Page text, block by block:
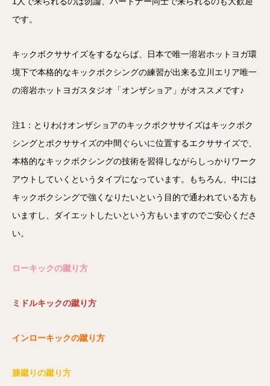
です。
キックボクササイズをするならば、日本で唯一溶岩ホットヨガ環
境下で本格的なキックボクシングの練習が出来る立川エリア唯一
の溶岩ホットヨガスタジオ「オンザショア」がオススメです♪
注1：とりわけオンザショアのキックボクササイズはキックボク
シングとボクササイズの中間ぐらいに位置するエクササイズで、
本格的なキックボクシングの技術を習得しながらしっかりワーク
アウトしていくというタイプになっています。もちろん、中には
キックボクシングで強くなりたいという目的で通われている方も
いますし、ダイエットしたいという方もいますのでご安心くださ
い。
ローキックの蹴り方
ミドルキックの蹴り方
インローキックの蹴り方
膝蹴りの蹴り方